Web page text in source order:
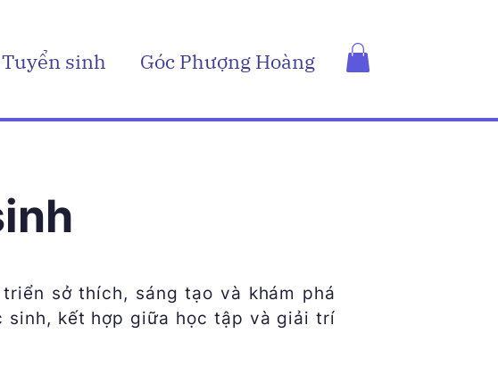
Tuyển sinh Góc Phượng Hoàng
sở thích, sáng tạo và khám phá
sinh, kết hợp giữa học tập và giải trí